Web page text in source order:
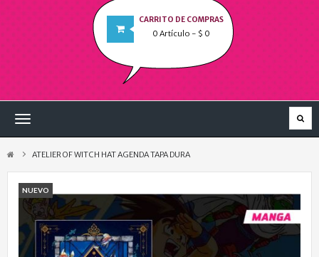
CARRITO DE COMPRAS
0 Artículo - $ 0
Navegación
ATELIER OF WITCH HAT AGENDA TAPA DURA
NUEVO